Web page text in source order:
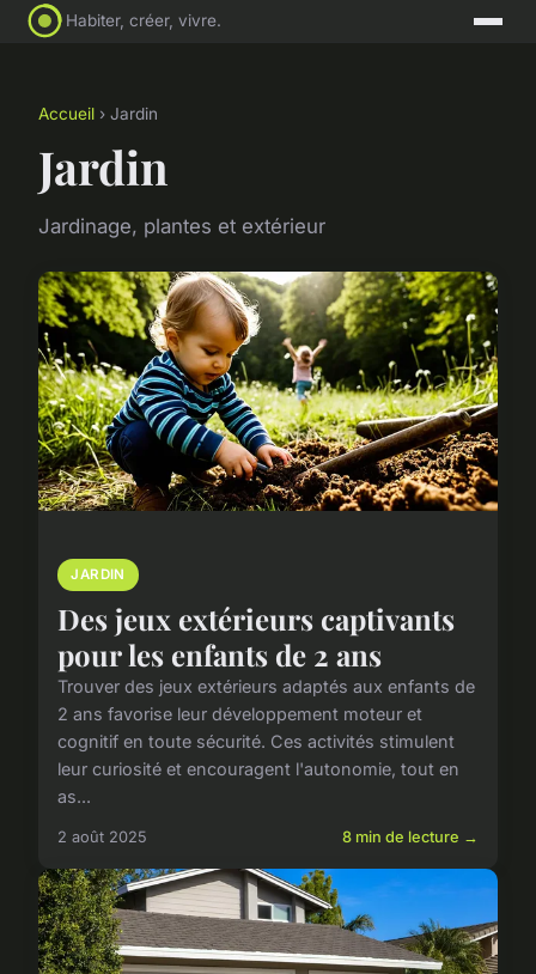
Habiter, créer, vivre.
Accueil › Jardin
Jardin
Jardinage, plantes et extérieur
JARDIN
Des jeux extérieurs captivants
pour les enfants de 2 ans
Trouver des jeux extérieurs adaptés aux enfants de
2 ans favorise leur développement moteur et
cognitif en toute sécurité. Ces activités stimulent
leur curiosité et encouragent l'autonomie, tout en
as...
2 août 2025 8 min de lecture →